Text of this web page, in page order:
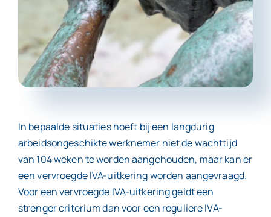
Werken bij
Contact
In bepaalde situaties hoeft bij een langdurig
arbeidsongeschikte werknemer niet de wachttijd
van 104 weken te worden aangehouden, maar kan er
een vervroegde IVA-uitkering worden aangevraagd.
Voor een vervroegde IVA-uitkering geldt een
strenger criterium dan voor een reguliere IVA-